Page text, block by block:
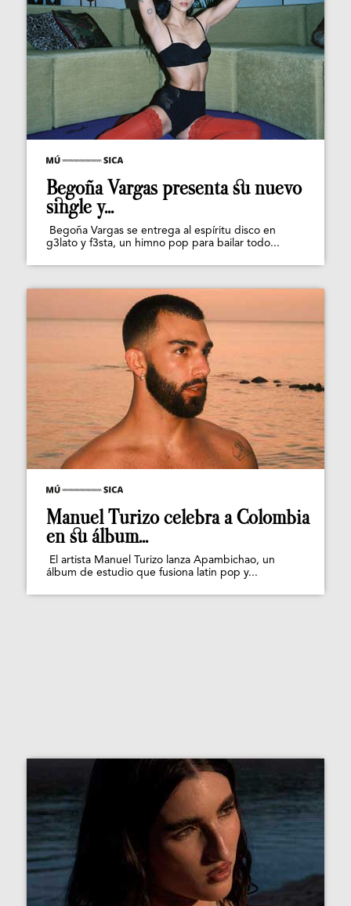
Begoña Vargas presenta su nuevo
single y...
Begoña Vargas se entrega al espíritu disco en
g3lato y f3sta, un himno pop para bailar todo...
Manuel Turizo celebra a Colombia
en su álbum...
El artista Manuel Turizo lanza Apambichao, un
álbum de estudio que fusiona latin pop y...